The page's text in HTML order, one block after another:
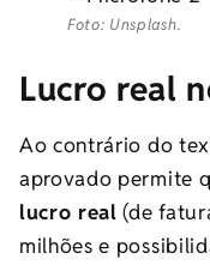
Foto: Unsplash.
Lucro real
Ao contrário do
aprovado permite
lucro real (de
milhões e